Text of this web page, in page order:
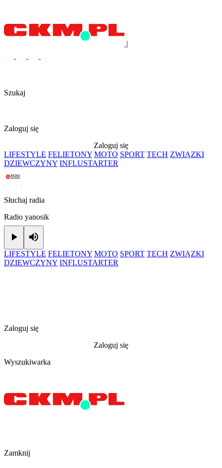
|
Szukaj
Zaloguj się
Zaloguj się
LIFESTYLE FELIETONY MOTO SPORT TECH ZWIĄZKI
DZIEWCZYNY INFLUSTARTER
Słuchaj radia
Radio yanosik
Play
LIFESTYLE FELIETONY MOTO SPORT TECH ZWIĄZKI
DZIEWCZYNY INFLUSTARTER
Zaloguj się
Zaloguj się
Wyszukiwarka
Zamknij